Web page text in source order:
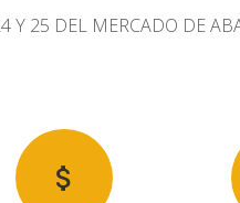
Y 25 DEL MERCADO DE